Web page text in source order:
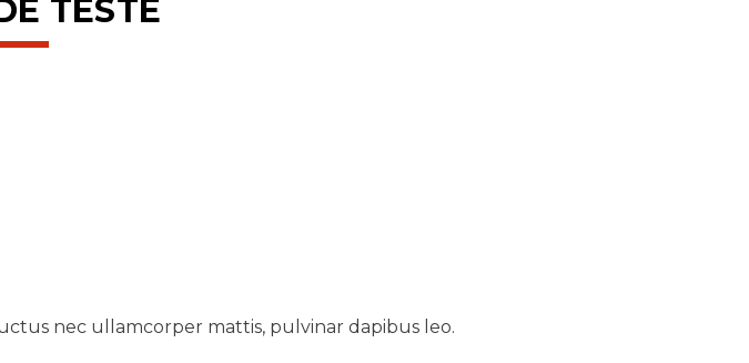
TESTE
nec ullamcorper mattis, pulvinar dapibus leo.